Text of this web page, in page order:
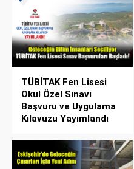
TÜBİTAK Fen Lisesi
Okul Özel Sınavı
Başvuru ve Uygulama
Kılavuzu Yayımlandı